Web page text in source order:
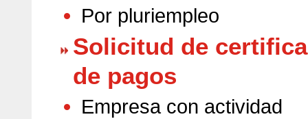
Por pluriempleo
Solicitud de
de pagos
Empresa con actividad